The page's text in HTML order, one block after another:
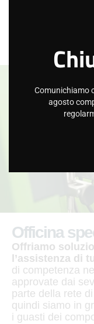
Officina
Offriamo
l’assistenza di
di competenza
approvate dai
parte della rete
quindi siamo in
i guasti dei
Comunichiamo
agosto